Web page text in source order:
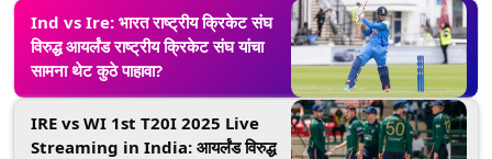
Ind vs Ire: भारत राष्ट्रीय क्रिकेट संघ
विरुद्ध आयर्लंड राष्ट्रीय क्रिकेट संघ यांचा
सामना थेट कुठे पाहावा?
IRE vs WI 1st T20I 2025 Live
Streaming in India: आयर्लंड विरुद्ध